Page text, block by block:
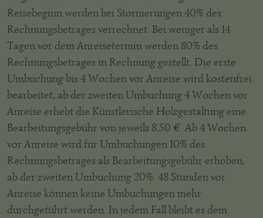
Reisebeginn werden bei Stornierungen 40% des
Rechnungsbetrages verrechnet. Bei weniger als 14
Tagen vor dem Anreisetermin werden 80% des
Rechnungsbetrages in Rechnung gestellt. Die erste
Umbuchung bis 4 Wochen vor Anreise wird kostenfrei
bearbeitet, ab der zweiten Umbuchung 4 Wochen vor
Anreise erhebt die Künstlerische Holzgestaltung eine
Bearbeitungsgebühr von jeweils 8,50 €. Ab 4 Wochen
vor Anreise wird für Umbuchungen 10% des
Rechnungsbetrages als Bearbeitungsgebühr erhoben,
ab der zweiten Umbuchung 20%. 48 Stunden vor
Anreise können keine Umbuchungen mehr
durchgeführt werden. In jedem Fall bleibt es dem